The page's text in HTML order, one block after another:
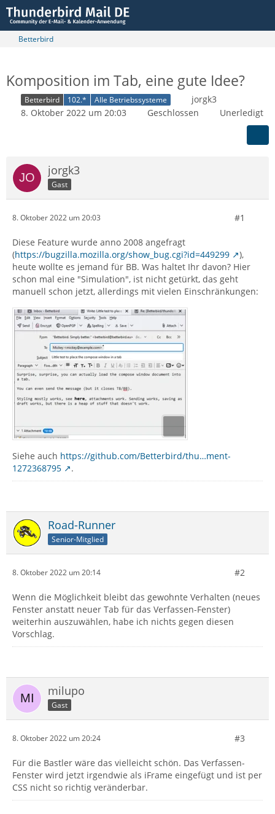
Betterbird
Komposition im Tab, eine gute Idee?
Betterbird 102.* Alle Betriebssysteme
jorgk3
8. Oktober 2022 um 20:03
Geschlossen Unerledigt
jorgk3
Gast
8. Oktober 2022 um 20:03 #1
Diese Feature wurde anno 2008 angefragt
(https://bugzilla.mozilla.org/show_bug.cgi?id=449299
),
heute wollte es jemand für BB. Was haltet Ihr davon? Hier
schon mal eine "Simulation", ist nicht getürkt, das geht
manuell schon jetzt, allerdings mit vielen Einschränkungen:
Siehe auch https://github.com/Betterbird/thu…ment-
1272368795
.
Road-Runner
Senior-Mitglied
8. Oktober 2022 um 20:14 #2
Wenn die Möglichkeit bleibt das gewohnte Verhalten (neues
Fenster anstatt neuer Tab für das Verfassen-Fenster)
weiterhin auszuwählen, habe ich nichts gegen diesen
Vorschlag.
milupo
Gast
8. Oktober 2022 um 20:24 #3
Für die Bastler wäre das vielleicht schön. Das Verfassen-
Fenster wird jetzt irgendwie als iFrame eingefügt und ist per
CSS nicht so richtig veränderbar.